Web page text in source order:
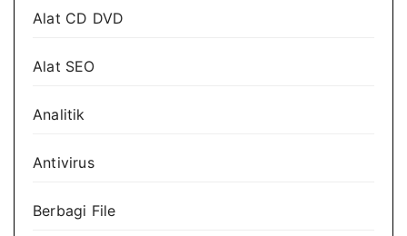
Alat CD DVD
Alat SEO
Analitik
Antivirus
Berbagi File